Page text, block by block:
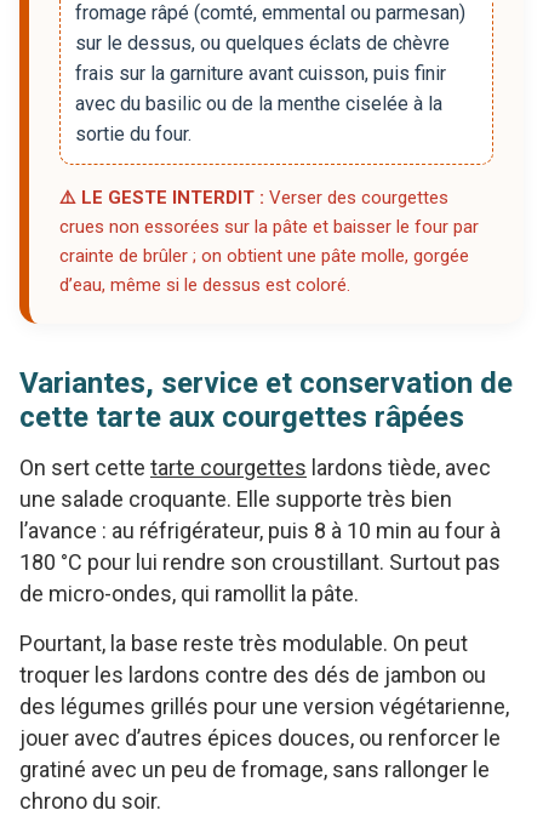
fromage râpé (comté, emmental ou parmesan)
sur le dessus, ou quelques éclats de chèvre
frais sur la garniture avant cuisson, puis finir
avec du basilic ou de la menthe ciselée à la
sortie du four.
⚠️ LE GESTE INTERDIT : Verser des courgettes
crues non essorées sur la pâte et baisser le four par
crainte de brûler ; on obtient une pâte molle, gorgée
d’eau, même si le dessus est coloré.
Variantes, service et conservation de
cette tarte aux courgettes râpées
On sert cette tarte courgettes lardons tiède, avec
une salade croquante. Elle supporte très bien
l’avance : au réfrigérateur, puis 8 à 10 min au four à
180 °C pour lui rendre son croustillant. Surtout pas
de micro-ondes, qui ramollit la pâte.
Pourtant, la base reste très modulable. On peut
troquer les lardons contre des dés de jambon ou
des légumes grillés pour une version végétarienne,
jouer avec d’autres épices douces, ou renforcer le
gratiné avec un peu de fromage, sans rallonger le
chrono du soir.